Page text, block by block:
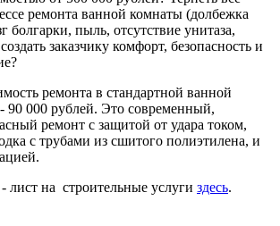
ремонта ванной комнаты (долбежка
болгарки, пыль, отсутствие унитаза,
заказчику комфорт, безопасность и
ремонта в стандартной ванной
90 000 рублей. Это современный,
ремонт с защитой от удара током,
с трубами из сшитого полиэтилена, и
на строительные услуги здесь.